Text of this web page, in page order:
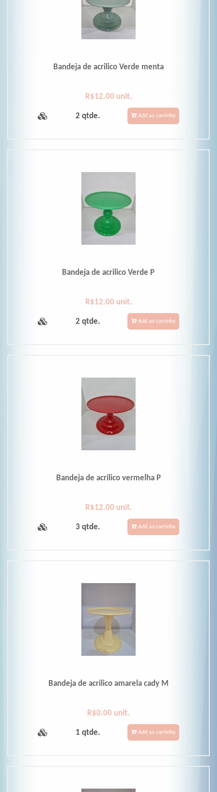
Bandeja de acrilico Verde menta
R$12.00 unit.
2 qtde. Add ao carrinho
Bandeja de acrilico Verde P
R$12.00 unit.
2 qtde. Add ao carrinho
Bandeja de acrilico vermelha P
R$12.00 unit.
3 qtde. Add ao carrinho
Bandeja de acrilico amarela cady M
R$0.00 unit.
1 qtde. Add ao carrinho